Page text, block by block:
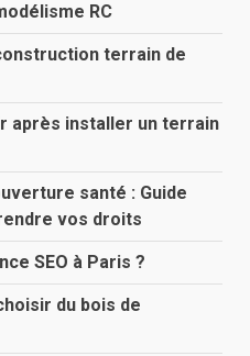
RC
terrain de
après installer un terrain
santé : Guide
vos droits
SEO à Paris ?
du bois de